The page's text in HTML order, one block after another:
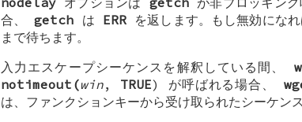
合、getch は ERRを返します。もし無効にな
まで待ちます。
入力エスケープシーケンスを解釈している間、
notimeout(win, TRUE) が呼ばれる場合、
は、ファンクションキーから受け取られたシーケン